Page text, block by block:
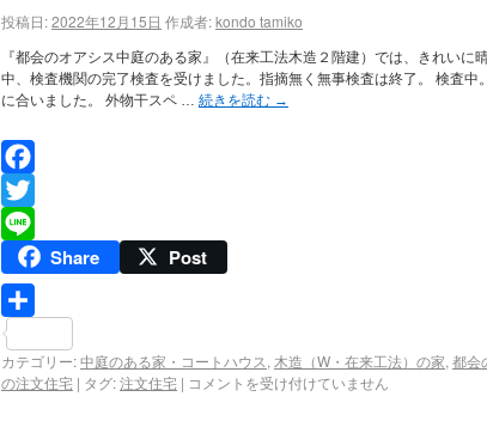
投稿日:2022年12月15日 作成者:kondo tamiko
『都会のオアシス中庭のある家』（在来工法木造２階建）では、きれいに
中、検査機関の完了検査を受けました。指摘無く無事検査は終了。 検査中
に合いました。 外物干スペ … 続きを読む →
Facebook
Twitter
Line
Share Post
有
カテゴリー:中庭のある家・コートハウス,木造（W・在来工法）の家,都会
の注文住宅 | タグ:注文住宅 | コメントを受け付けていません